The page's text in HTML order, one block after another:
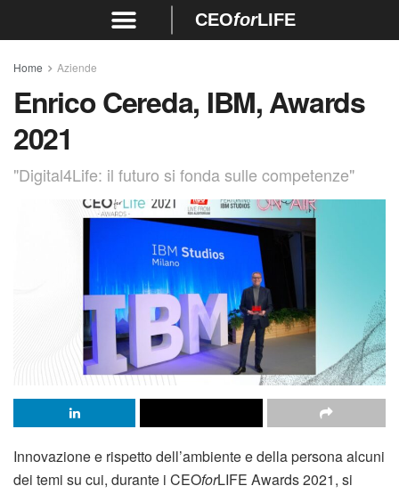
CEOforLIFE
Home Aziende
Enrico Cereda, IBM, Awards
2021
"Digital4Life: il futuro si fonda sulle competenze"
Innovazione e rispetto dell’ambiente e della persona alcuni
dei temi su cui, durante i CEOforLIFE Awards 2021, si